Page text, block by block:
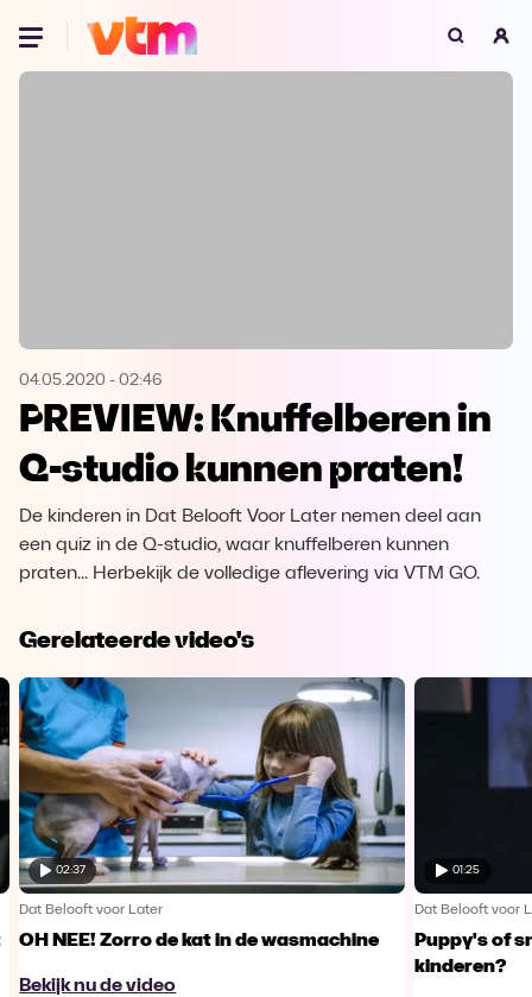
Oeps, browser niet ondersteund
Microsoft Edge Download
Opera Download
04.05.2020 - 02:46
PREVIEW: Knuffelberen in
Q-studio kunnen praten!
De kinderen in Dat Belooft Voor Later nemen deel aan
een quiz in de Q-studio, waar knuffelberen kunnen
praten... Herbekijk de volledige aflevering via VTM GO.
Gerelateerde video's
02:37
Dat Belooft voor Later
OH NEE! Zorro de kat in de wasmachine
Bekijk nu de video
01:25
Dat Belooft voor
Puppy's of
kinderen?